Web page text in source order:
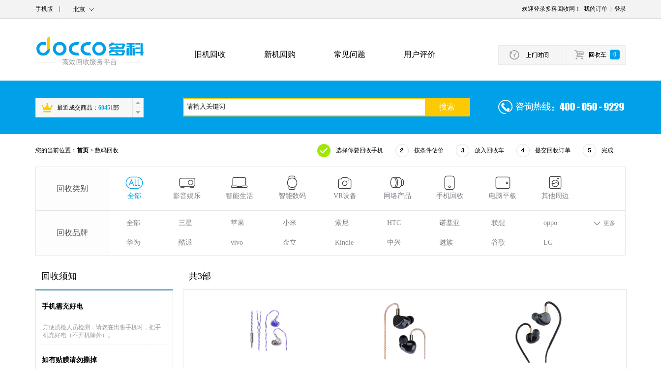
手机版 北京 欢迎登录多科回收网！ 我的订单| 登录
旧机回收 新机回购 常见问题 用户评价 0
最近成交商品： 60451部
您的当前位置： 首页 > 数码回收 完成
提交回收订单
放入回收车
按条件估价
选择你要回收手机
回收类别
全部 影音娱乐 智能生活 智能数码 VR设备 网络产品 手机回收 电脑平板 其他周边
回收品牌
全部 三星 苹果 小米 索尼 HTC 诺基亚 联想 oppo
华为 酷派 vivo 金立 Kindle 中兴 魅族 谷歌 LG
更多
回收须知
手机需充好电
方便质检人员检测，请您在出售手机时，把手
机充好电（不开机除外）。
如有贴膜请勿撕掉
共3部